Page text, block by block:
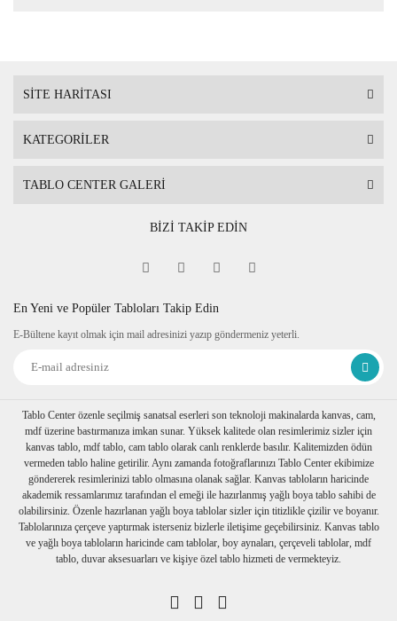
SİTE HARİTASI
KATEGORİLER
TABLO CENTER GALERİ
BİZİ TAKİP EDİN
En Yeni ve Popüler Tabloları Takip Edin
E-Bültene kayıt olmak için mail adresinizi yazıp göndermeniz yeterli.
Tablo Center özenle seçilmiş sanatsal eserleri son teknoloji makinalarda kanvas, cam,
mdf üzerine bastırmanıza imkan sunar. Yüksek kalitede olan resimlerimiz sizler için
kanvas tablo, mdf tablo, cam tablo olarak canlı renklerde basılır. Kalitemizden ödün
vermeden tablo haline getirilir. Aynı zamanda fotoğraflarınızı Tablo Center ekibimize
göndererek resimlerinizi tablo olmasına olanak sağlar. Kanvas tabloların haricinde
akademik ressamlarımız tarafından el emeği ile hazırlanmış yağlı boya tablo sahibi de
olabilirsiniz. Özenle hazırlanan yağlı boya tablolar sizler için titizlikle çizilir ve boyanır.
Tablolarınıza çerçeve yaptırmak isterseniz bizlerle iletişime geçebilirsiniz. Kanvas tablo
ve yağlı boya tabloların haricinde cam tablolar, boy aynaları, çerçeveli tablolar, mdf
tablo, duvar aksesuarları ve kişiye özel tablo hizmeti de vermekteyiz.